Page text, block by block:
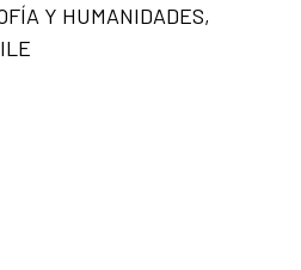
Y HUMANIDADES,